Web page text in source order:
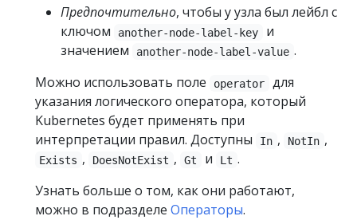
Предпочтительно, чтобы у узла был лейбл с
ключом
another-node-label-key
и
значением
another-node-label-value .
Можно использовать поле
operator
для
указания логического оператора, который
Kubernetes будет применять при
интерпретации правил. Доступны
In , NotIn ,
Exists , DoesNotExist , Gt и Lt .
Узнать больше о том, как они работают,
можно в подразделе Операторы.